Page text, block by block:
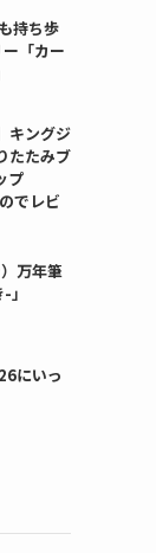
持ち歩
「カー
キングジ
たたみブ
プ
でレビ
万年筆
」
にいっ